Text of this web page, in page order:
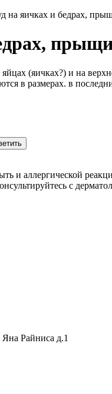
на яичках и бедрах,
(яичках?) и на
в размерах. в
и аллергической
с
Райниса д.1